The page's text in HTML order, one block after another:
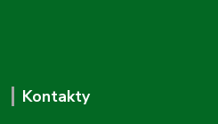
Kontakty